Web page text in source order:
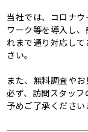
当社では、コロナ
ワーク等を導入し
れまで通り対応し
さい。
また、無料調査や
必ず、訪問スタッフ
予めご了承ください